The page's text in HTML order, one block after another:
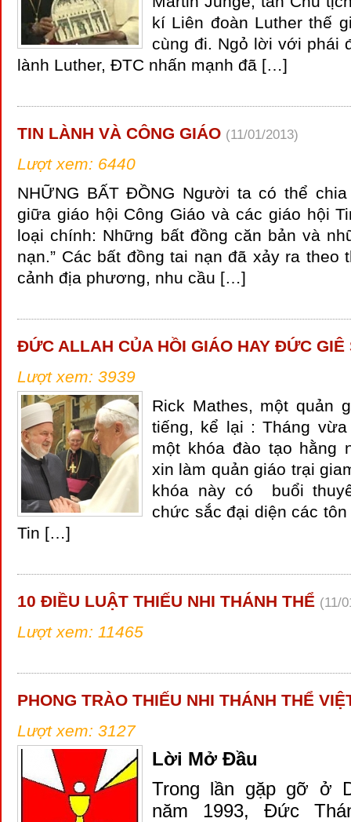
kí Liên đoàn Luther thế
cùng đi. Ngỏ lời với phái
lành Luther, ĐTC nhấn mạnh đã […]
TIN LÀNH VÀ CÔNG GIÁO (11/01/2013)
Lượt xem: 6440
NHỮNG BẤT ÐỒNG Người ta có thể
giữa giáo hội Công Giáo và các giáo hội
loại chính: Những bất đồng căn bản và
nạn.” Các bất đồng tai nạn đã xảy ra theo
cảnh địa phương, nhu cầu […]
ĐỨC ALLAH CỦA HỒI GIÁO HAY ĐỨC GIÊ
Lượt xem: 3939
Rick Mathes, một quản
tiếng, kể lại : Tháng
một khóa đào tạo hằng
xin làm quản giáo trại
khóa này có buổi
chức sắc đại diện các
Tin […]
10 ĐIỀU LUẬT THIẾU NHI THÁNH THỂ (11/
Lượt xem: 11465
PHONG TRÀO THIẾU NHI THÁNH THỂ
Lượt xem: 3127
Lời Mở Đầu
Trong lần gặp gỡ ở
năm 1993, Đức